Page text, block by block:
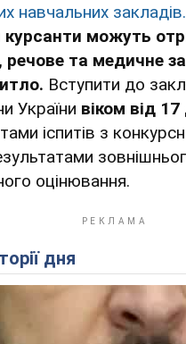
навчальних закладів.
курсанти можуть
речове та медичне
Вступити до
України віком від
іспитів з
оцінювання.
дня